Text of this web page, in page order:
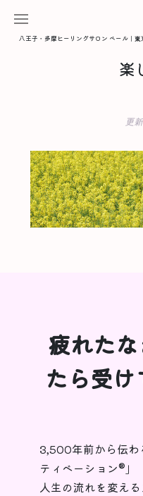
八王子・多摩ヒーリングサロン ベール｜東
楽
更
疲れた
たら受
3,500年前から伝わ
ティベーション®︎」
人生の流れを変え